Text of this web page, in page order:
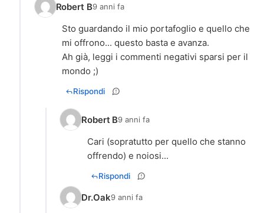
Robert B9 anni fa
Sto guardando il mio portafoglio e quello che
mi offrono... questo basta e avanza.
Ah già, leggi i commenti negativi sparsi per il
mondo ;)
Rispondi
Robert B9 anni fa
Cari (sopratutto per quello che stanno
offrendo) e noiosi...
Rispondi
Dr.Oak9 anni fa